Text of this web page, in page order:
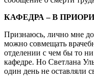
КАФЕДРА – В
Признаюсь, лично мне
можно совмещать
отделении с чем бы то
кафедре. Но Светлана
один день не оставляли